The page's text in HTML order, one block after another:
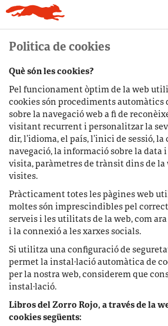
Politica de cookies
Què són les cookies?
Pel funcionament òptim de la web
cookies són procediments automàtics
sobre la navegació web a fi de
visitant recurrent i personalitzar la
dir, l’idioma, el país, l’inici de sessió,
navegació, la informació sobre la data
visita, paràmetres de trànsit dins de la
visites.
Pràcticament totes les pàgines web
moltes són imprescindibles pel
serveis i les utilitats de la web, com
i la connexió a les xarxes socials.
Si utilitza una configuració de
permet la instal·lació automàtica de
per la nostra web, considerem que
instal·lació.
Libros del Zorro Rojo, a través de la
cookies següents: